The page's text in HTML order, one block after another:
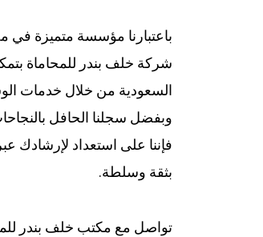
باعتبارنا مؤسسة متميزة في
شركة خلف بندر للمحاماة
السعودية من خلال خدمات
وبفضل سجلنا الحافل
فإننا على استعداد لإرشادك
بثقة وسلطة.
تواصل مع مكتب خلف بندر